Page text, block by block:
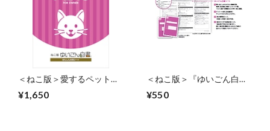
＜ねこ版＞愛するペットの
¥1,650
＜ねこ版＞『ゆいごん白書
追加シート
¥550